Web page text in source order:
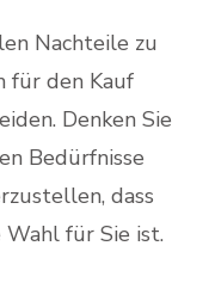
Nachteile zu
für den Kauf
Denken Sie
Bedürfnisse
dass
für Sie ist.